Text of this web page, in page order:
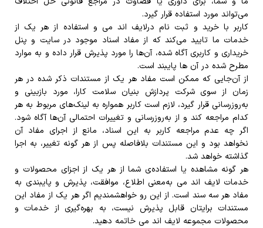
می‌تواند مورد استفاده قرار گیرد.
کاربر با خرید و ثبت نام درلایف اند می و استفاده از هر یک از
خدمات ما تایید می‌کند که از مفاد اسناد موجود در سایت و پنل
خریداری و کاربری آگاه شده، آن‌ها را مورد پذیرش قرار داده و به موارد
مطرح شده در آن ها پایبند است.
از آن‌جایی که ممکن است مفاد هر یک از مستندات ذکر شده در هر
زمان از سوی شرکت پردازش بنیان سلامت کارا، مورد بازبینی و
به‌روزرسانی قرار گیرد، لازم است کاربر همواره به لینک‌های مربوط به هر
کدام مراجعه کند و از به‌روزرسانی و تغییرات احتمالی آن‌ها آگاه شود.
اگر چه عدم مراجعه کاربر به این اسناد، مانع از اجرای مفاد آن
نخواهد بود و این مستندات بلافاصله پس از هر گونه تغییر، به اجرا
گذاشته خواهد شد.
هر گونه مشاهده یا استفاده‌ی شما از هر یک از اجزای محصولات و
خدمات لایف اند می به‌معنی اطلاع، موافقت، پذیرش و پایبندی به
مفاد هر سه سند است. از این رو خواهشمندیم اگر هر یک از مفاد این
مستندات برایتان قابل پذیرش نیست، به بهره‌گیری از خدمات و
محصولات مجموعه لایف اند می خاتمه دهید.